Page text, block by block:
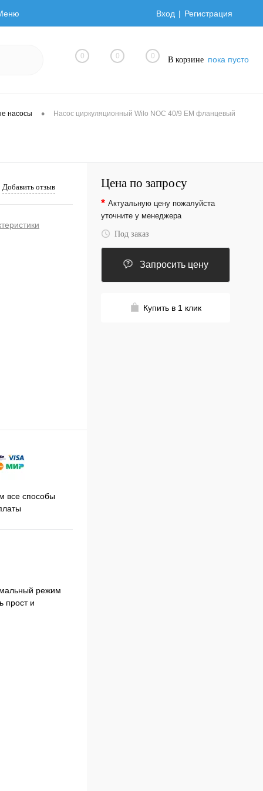
Вход Регистрация
0 0 0 В корзине пока пусто
насосы • Насос циркуляционный Wilo NOC 40/9 EM фланцевый
Добавить отзыв
все способы
режим
прост и
Цена по запросу
* Актуальную цену пожалуйста
уточните у менеджера
Под заказ
Запросить цену
Купить в 1 клик